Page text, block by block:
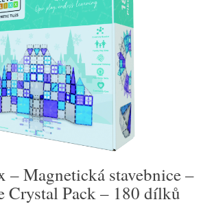
– Magnetická stavebnice –
Crystal Pack – 180 dílků